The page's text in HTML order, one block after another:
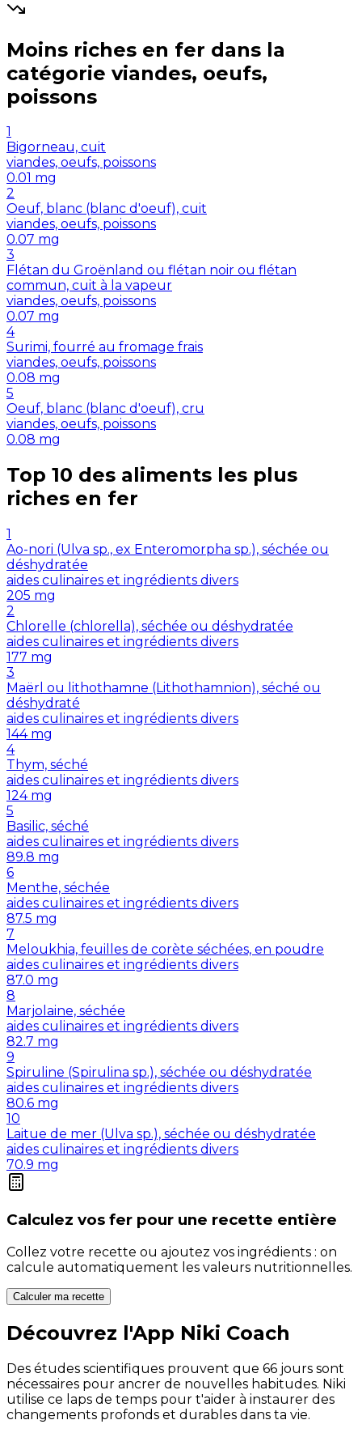
Moins riches en fer dans la
catégorie viandes, oeufs,
poissons
1
Bigorneau, cuit
viandes, oeufs, poissons
0.01 mg
2
Oeuf, blanc (blanc d'oeuf), cuit
viandes, oeufs, poissons
0.07 mg
3
Flétan du Groënland ou flétan noir ou flétan
commun, cuit à la vapeur
viandes, oeufs, poissons
0.07 mg
4
Surimi, fourré au fromage frais
viandes, oeufs, poissons
0.08 mg
5
Oeuf, blanc (blanc d'oeuf), cru
viandes, oeufs, poissons
0.08 mg
Top 10 des aliments les plus
riches en fer
1
Ao-nori (Ulva sp., ex Enteromorpha sp.), séchée ou
déshydratée
aides culinaires et ingrédients divers
205 mg
2
Chlorelle (chlorella), séchée ou déshydratée
aides culinaires et ingrédients divers
177 mg
3
Maërl ou lithothamne (Lithothamnion), séché ou
déshydraté
aides culinaires et ingrédients divers
144 mg
4
Thym, séché
aides culinaires et ingrédients divers
124 mg
5
Basilic, séché
aides culinaires et ingrédients divers
89.8 mg
6
Menthe, séchée
aides culinaires et ingrédients divers
87.5 mg
7
Meloukhia, feuilles de corète séchées, en poudre
aides culinaires et ingrédients divers
87.0 mg
8
Marjolaine, séchée
aides culinaires et ingrédients divers
82.7 mg
9
Spiruline (Spirulina sp.), séchée ou déshydratée
aides culinaires et ingrédients divers
80.6 mg
10
Laitue de mer (Ulva sp.), séchée ou déshydratée
aides culinaires et ingrédients divers
70.9 mg
Calculez vos fer pour une recette entière
Collez votre recette ou ajoutez vos ingrédients : on
calcule automatiquement les valeurs nutritionnelles.
Calculer ma recette
Découvrez l'App Niki Coach
Des études scientifiques prouvent que 66 jours sont
nécessaires pour ancrer de nouvelles habitudes. Niki
utilise ce laps de temps pour t'aider à instaurer des
changements profonds et durables dans ta vie.